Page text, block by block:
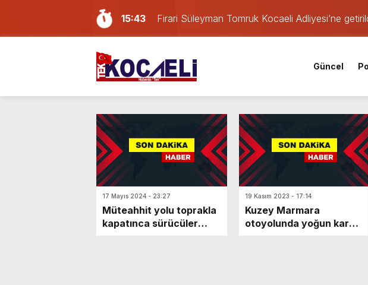
15:43
Firari Süleyman Tomruk Kocaeli Adliyesi’ne
14:40
Kocaelispor’da yeni transfer!
14:13
Türkiye’nin en iyi simitleri araştırması İzmitlileri
13:49
Sevgilisini darp eden Afganistan uyruklu emlakçı
12:57
İzmit’te iki otomobil kafa kafaya çarpıştı:
11:37
Kocaeli’deki yabancı devden istihdam hamlesi:
11:00
Deprem meydana geldi!
10:55
İzmit Belediyesi soruşturması derinleşiyor: Bir
16:32
Çete şüphelisi Süleyman Tomruk Kandıra
Güncel
17 Mayıs 2024 - 23:27
Müteahhit yolu toprakla
kapatınca sürücüler
19 Kasım 2023 - 17:14
Kuzey Marmara
otoyolunda yoğun kar